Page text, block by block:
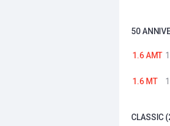
50
1.6 AMT
1.6 MT
CLASSIC